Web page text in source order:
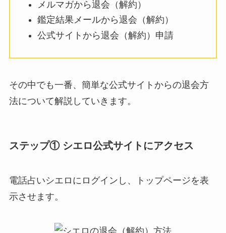
メルマガから退会（解約）
鑑定結果メールから退会（解約）
公式サイトから退会（解約）申請
その中でも一番、簡単な公式サイトからの退会方
法について解説していきます。
ステップ① シエロ公式サイトにアクセス
電話占いシエロにログインし、トップページを表
示させます。